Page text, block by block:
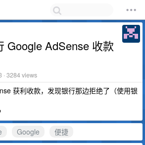
Google AdSense 收款
· 3284 views
获利收款，发现银行那边拒绝了（使用银
Google
便捷